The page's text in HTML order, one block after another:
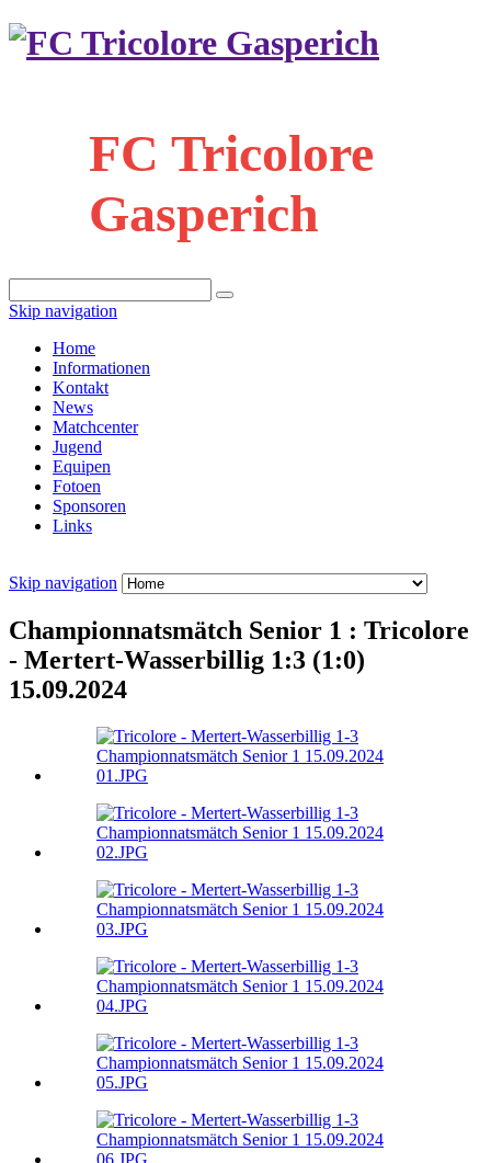
FC Tricolore
Gasperich
Skip navigation
Home
Informationen
Kontakt
News
Matchcenter
Jugend
Equipen
Fotoen
Sponsoren
Links
Skip navigation
Championnatsmätch Senior 1 : Tricolore
- Mertert-Wasserbillig 1:3 (1:0)
15.09.2024